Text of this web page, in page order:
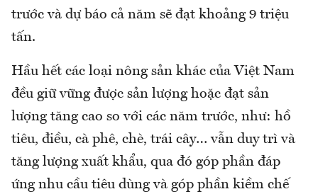
trước và dự báo cả năm sẽ đạt khoảng 9 triệu
tấn.
Hầu hết các loại nông sản khác của Việt Nam
đều giữ vững được sản lượng hoặc đạt sản
lượng tăng cao so với các năm trước, như: hồ
tiêu, điều, cà phê, chè, trái cây… vẫn duy trì và
tăng lượng xuất khẩu, qua đó góp phần đáp
ứng nhu cầu tiêu dùng và góp phần kiềm chế